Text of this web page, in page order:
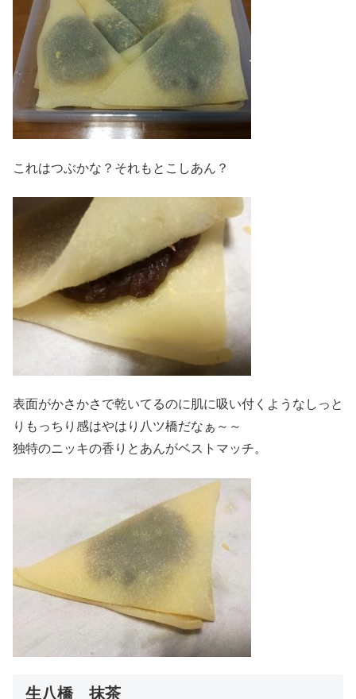
これはつぶかな？それもとこしあん？
表面がかさかさで乾いてるのに肌に吸い付くようなしっと
りもっちり感はやはり八ツ橋だなぁ～～
独特のニッキの香りとあんがベストマッチ。
生八橋 抹茶